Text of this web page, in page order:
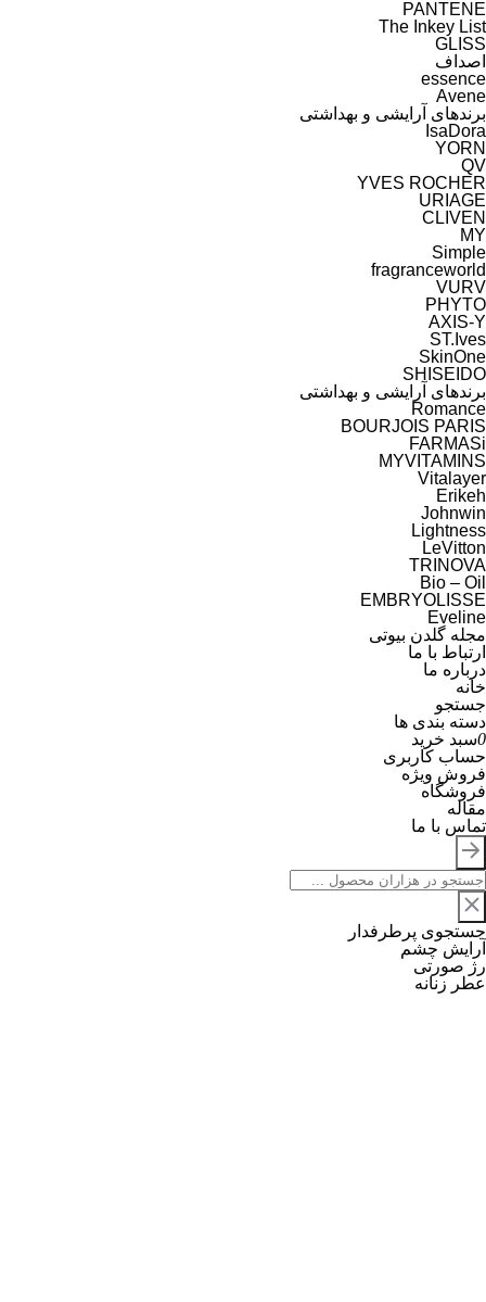
PANTENE
The Inkey List
GLISS
اصداف
essence
Avene
برندهای آرایشی و بهداشتی
IsaDora
YORN
YVES ROCHER
URIAGE
CLIVEN
MY
Simple
fragranceworld
VURV
PHYTO
ST.Ives
SkinOne
SHISEIDO
برندهای آرایشی و بهداشتی
Romance
BOURJOIS PARIS
FARMASi
MYVITAMINS
Vitalayer
Erikeh
Johnwin
Lightness
LeVitton
TRINOVA
Bio – Oil
EMBRYOLISSE
Eveline
مجله گلدن بیوتی
ارتباط با ما
درباره ما
خانه
جستجو
دسته بندی ها
0سبد خرید
حساب کاربری
فروش ویژه
فروشگاه
مقاله
تماس با ما
جستجوی پرطرفدار
آرایش چشم
رژ صورتی
عطر زنانه